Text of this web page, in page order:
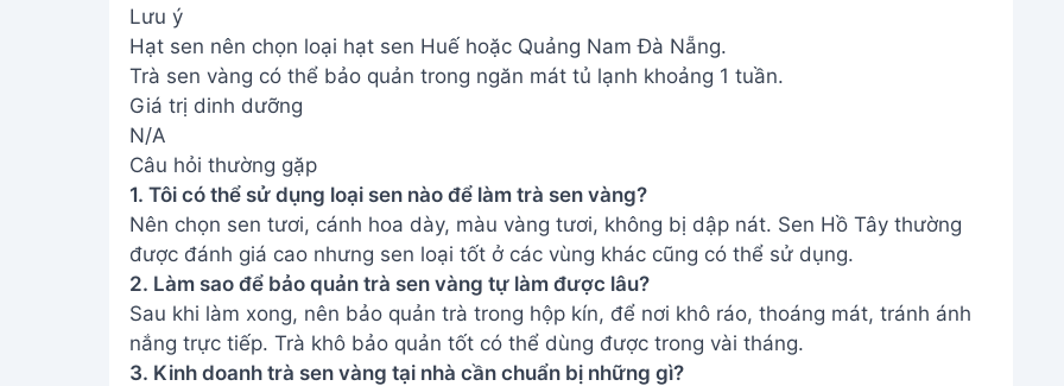
Lưu ý
Hạt sen nên chọn loại hạt sen Huế hoặc Quảng Nam Đà Nẵng.
Trà sen vàng có thể bảo quản trong ngăn mát tủ lạnh khoảng 1 tuần.
Giá trị dinh dưỡng
N/A
Câu hỏi thường gặp
1. Tôi có thể sử dụng loại sen nào để làm trà sen vàng?
Nên chọn sen tươi, cánh hoa dày, màu vàng tươi, không bị dập nát. Sen Hồ Tây thường
được đánh giá cao nhưng sen loại tốt ở các vùng khác cũng có thể sử dụng.
2. Làm sao để bảo quản trà sen vàng tự làm được lâu?
Sau khi làm xong, nên bảo quản trà trong hộp kín, để nơi khô ráo, thoáng mát, tránh ánh
nắng trực tiếp. Trà khô bảo quản tốt có thể dùng được trong vài tháng.
3. Kinh doanh trà sen vàng tại nhà cần chuẩn bị những gì?